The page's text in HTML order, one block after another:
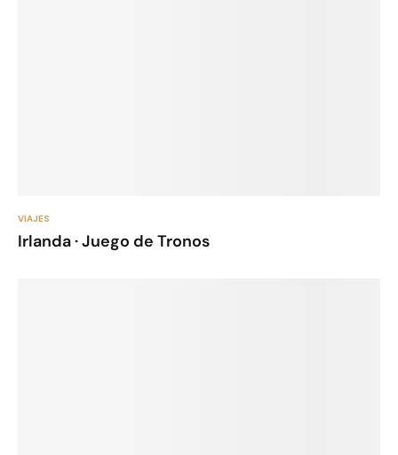
VIAJES
Irlanda · Juego de Tronos